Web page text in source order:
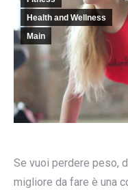
Health and Wellness
Main
Se vuoi perdere peso,
migliore da fare è una